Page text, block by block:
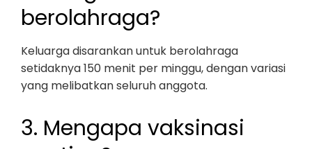
berolahraga?
Keluarga disarankan untuk berolahraga
setidaknya 150 menit per minggu, dengan variasi
yang melibatkan seluruh anggota.
3. Mengapa vaksinasi